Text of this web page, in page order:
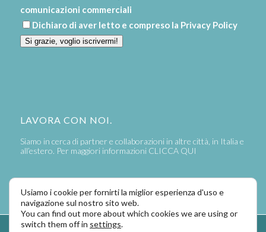
comunicazioni commerciali
Dichiaro di aver letto e compreso la Privacy Policy
Si grazie, voglio iscrivermi!
LAVORA CON NOI.
Siamo in cerca di partner e collaborazioni in altre città, in Italia e
all’estero. Per maggiori informazioni CLICCA QUI
Usiamo i cookie per fornirti la miglior esperienza d'uso e
navigazione sul nostro sito web.
You can find out more about which cookies we are using or
switch them off in settings.